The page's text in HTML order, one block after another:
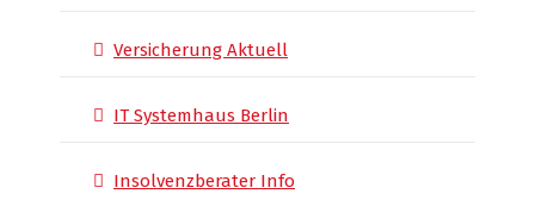
Versicherung Aktuell
IT Systemhaus Berlin
Insolvenzberater Info